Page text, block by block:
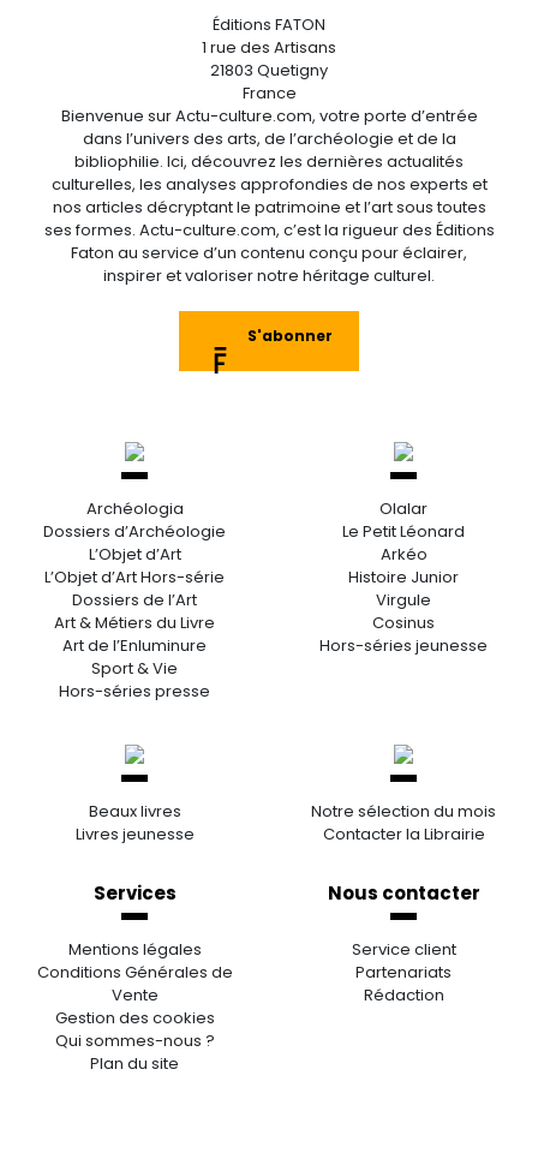
Éditions FATON
1 rue des Artisans
21803 Quetigny
France
Bienvenue sur Actu-culture.com, votre porte d’entrée
dans l’univers des arts, de l’archéologie et de la
bibliophilie. Ici, découvrez les dernières actualités
culturelles, les analyses approfondies de nos experts et
nos articles décryptant le patrimoine et l’art sous toutes
ses formes. Actu-culture.com, c’est la rigueur des Éditions
Faton au service d’un contenu conçu pour éclairer,
inspirer et valoriser notre héritage culturel.
S'abonner
Archéologia
Dossiers d’Archéologie
L’Objet d’Art
L’Objet d’Art Hors-série
Dossiers de l’Art
Art & Métiers du Livre
Art de l’Enluminure
Sport & Vie
Hors-séries presse
Olalar
Le Petit Léonard
Arkéo
Histoire Junior
Virgule
Cosinus
Hors-séries jeunesse
Beaux livres
Livres jeunesse
Notre sélection du mois
Contacter la Librairie
Services
Mentions légales
Conditions Générales de
Vente
Gestion des cookies
Qui sommes-nous ?
Plan du site
Nous contacter
Service client
Partenariats
Rédaction